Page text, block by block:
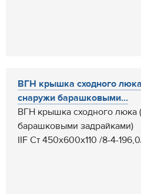
ВГН крышка сходного
снаружи барашковыми...
ВГН крышка сходного люка
барашковыми задрайками)
IIF Ст 450x600x110 /8-4-196,0/